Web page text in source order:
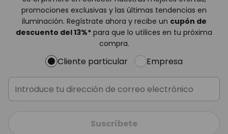
promociones exclusivas y las últimas tendencias en
iluminación. Regístrate ahora y recibe un cupón de
descuento del13%* para que lo utilices en tu próxima
compra.
Cliente particular Empresa
Suscríbete